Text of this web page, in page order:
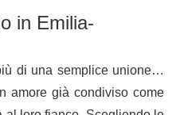
in Emilia-
di una semplice unione…
amore già condiviso come